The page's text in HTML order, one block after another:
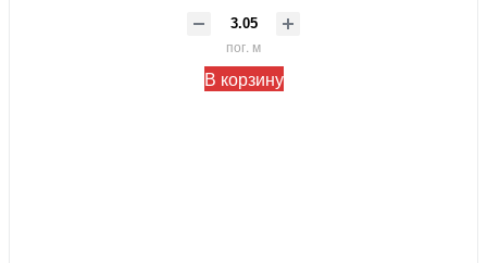
пог. м
В корзину